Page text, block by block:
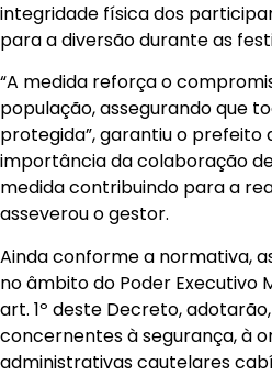
integridade física dos
para a diversão durante as
“A medida reforça o
população, assegurando que
protegida”, garantiu o prefeito
importância da colaboração
medida contribuindo para a
asseverou o gestor.
Ainda conforme a normativa,
no âmbito do Poder Executivo
art. 1º deste Decreto,
concernentes à segurança, à
administrativas cautelares